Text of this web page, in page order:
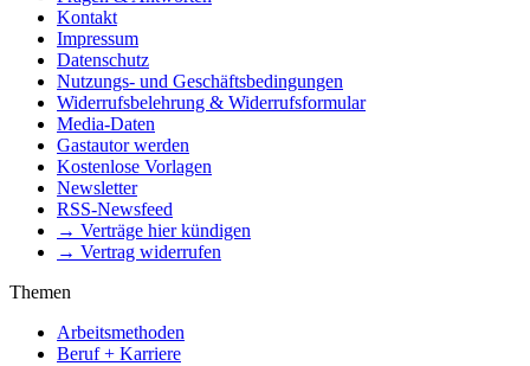
Kontakt
Impressum
Datenschutz
Nutzungs- und Geschäftsbedingungen
Widerrufsbelehrung & Widerrufsformular
Media-Daten
Gastautor werden
Kostenlose Vorlagen
Newsletter
RSS-Newsfeed
→ Verträge hier kündigen
→ Vertrag widerrufen
Themen
Arbeitsmethoden
Beruf + Karriere